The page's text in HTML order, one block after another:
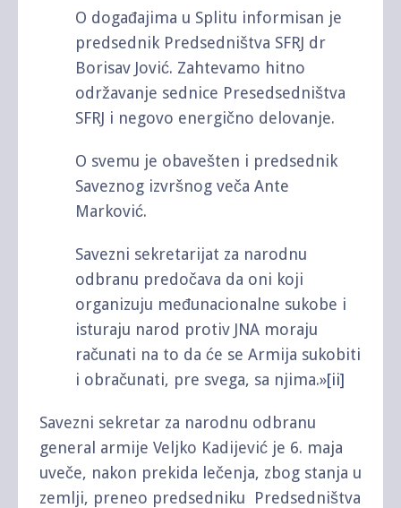
O događajima u Splitu informisan je
predsednik Predsedništva SFRJ dr
Borisav Jović. Zahtevamo hitno
održavanje sednice Presedsedništva
SFRJ i negovo energično delovanje.
O svemu je obavešten i predsednik
Saveznog izvršnog veča Ante
Marković.
Savezni sekretarijat za narodnu
odbranu predočava da oni koji
organizuju međunacionalne sukobe i
isturaju narod protiv JNA moraju
računati na to da će se Armija sukobiti
i obračunati, pre svega, sa njima.»[ii]
Savezni sekretar za narodnu odbranu
general armije Veljko Kadijević je 6. maja
uveče, nakon prekida lečenja, zbog stanja u
zemlji, preneo predsedniku Predsedništva